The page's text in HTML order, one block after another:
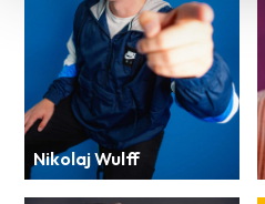
Nikolaj Wulff